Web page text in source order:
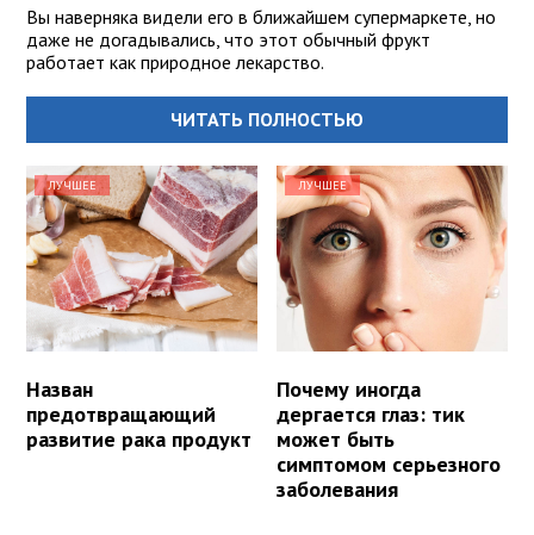
Вы наверняка видели его в ближайшем супермаркете, но
даже не догадывались, что этот обычный фрукт
работает как природное лекарство.
ЧИТАТЬ ПОЛНОСТЬЮ
ЛУЧШЕЕ
Назван
предотвращающий
развитие рака продукт
ЛУЧШЕЕ
Почему иногда
дергается глаз: тик
может быть
симптомом серьезного
заболевания